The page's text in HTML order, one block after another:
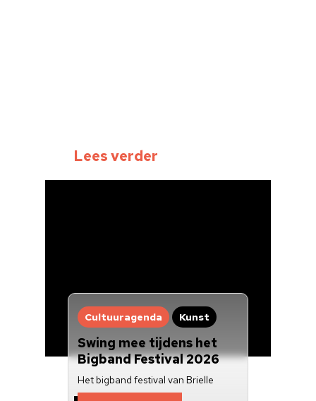
Lees verder
Cultuuragenda Kunst
Swing mee tijdens het
Bigband Festival 2026
Het bigband festival van Brielle